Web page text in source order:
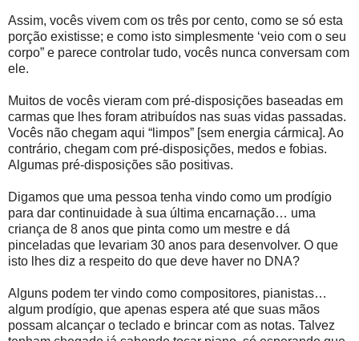
Assim, vocês vivem com os três por cento, como se só esta
porção existisse; e como isto simplesmente ‘veio com o seu
corpo” e parece controlar tudo, vocês nunca conversam com
ele.
Muitos de vocês vieram com pré-disposições baseadas em
carmas que lhes foram atribuídos nas suas vidas passadas.
Vocês não chegam aqui “limpos” [sem energia cármica]. Ao
contrário, chegam com pré-disposições, medos e fobias.
Algumas pré-disposições são positivas.
Digamos que uma pessoa tenha vindo como um prodígio
para dar continuidade à sua última encarnação… uma
criança de 8 anos que pinta como um mestre e dá
pinceladas que levariam 30 anos para desenvolver. O que
isto lhes diz a respeito do que deve haver no DNA?
Alguns podem ter vindo como compositores, pianistas…
algum prodígio, que apenas espera até que suas mãos
possam alcançar o teclado e brincar com as notas. Talvez